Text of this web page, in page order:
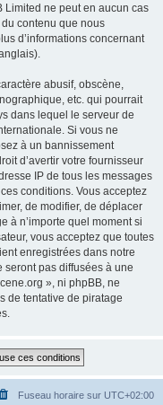
Limited ne peut en aucun cas
contenu que nous
d’informations concernant
abusif, obscène,
etc. qui pourrait
dans lequel le serveur de
Si vous ne
à un bannissement
d’avertir votre fournisseur
IP de tous les messages
conditions. Vous acceptez
de modifier, de déplacer
à n’importe quel moment si
vous acceptez que toutes
enregistrées dans notre
pas diffusées à une
», ni phpBB, ne
de tentative de piratage
Fuseau horaire sur UTC+02:00